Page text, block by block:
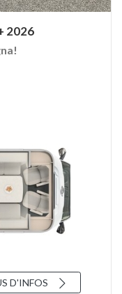
2026
D'INFOS